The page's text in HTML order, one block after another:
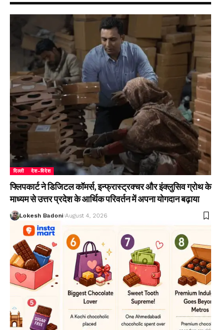
दिल्ली देश-विदेश
फ्लिपकार्ट ने डिजिटल कॉमर्स, इन्फ्रास्ट्रक्चर और इंक्लुसिव ग्रोथ के
माध्यम से उत्तर प्रदेश के आर्थिक परिवर्तन में अपना योगदान बढ़ाया
Lokesh Badoni August 4, 2026